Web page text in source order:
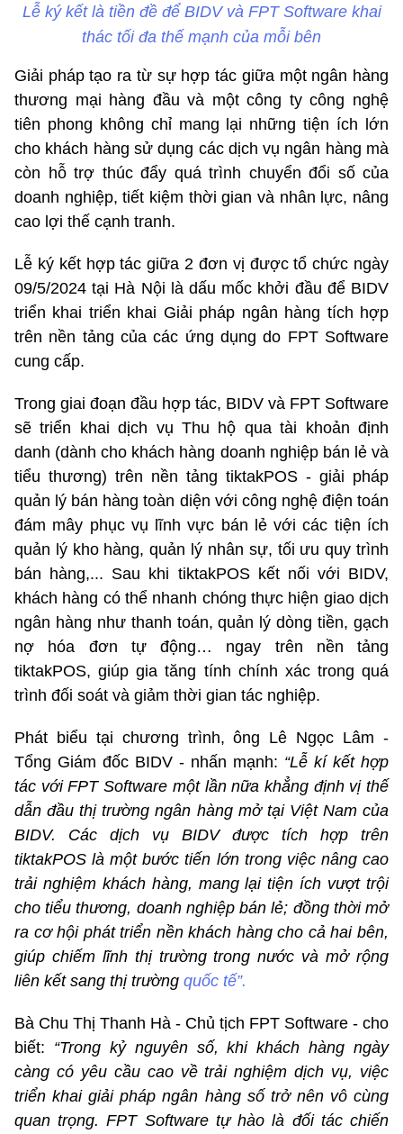
Lễ ký kết là tiền đề để BIDV và FPT Software khai
thác tối đa thế mạnh của mỗi bên
Giải pháp tạo ra từ sự hợp tác giữa một ngân hàng
thương mại hàng đầu và một công ty công nghệ
tiên phong không chỉ mang lại những tiện ích lớn
cho khách hàng sử dụng các dịch vụ ngân hàng mà
còn hỗ trợ thúc đẩy quá trình chuyển đổi số của
doanh nghiệp, tiết kiệm thời gian và nhân lực, nâng
cao lợi thế cạnh tranh.
Lễ ký kết hợp tác giữa 2 đơn vị được tổ chức ngày
09/5/2024 tại Hà Nội là dấu mốc khởi đầu để BIDV
triển khai triển khai Giải pháp ngân hàng tích hợp
trên nền tảng của các ứng dụng do FPT Software
cung cấp.
Trong giai đoạn đầu hợp tác, BIDV và FPT Software
sẽ triển khai dịch vụ Thu hộ qua tài khoản định
danh (dành cho khách hàng doanh nghiệp bán lẻ và
tiểu thương) trên nền tảng tiktakPOS - giải pháp
quản lý bán hàng toàn diện với công nghệ điện toán
đám mây phục vụ lĩnh vực bán lẻ với các tiện ích
quản lý kho hàng, quản lý nhân sự, tối ưu quy trình
bán hàng,... Sau khi tiktakPOS kết nối với BIDV,
khách hàng có thể nhanh chóng thực hiện giao dịch
ngân hàng như thanh toán, quản lý dòng tiền, gạch
nợ hóa đơn tự động… ngay trên nền tảng
tiktakPOS, giúp gia tăng tính chính xác trong quá
trình đối soát và giảm thời gian tác nghiệp.
Phát biểu tại chương trình, ông Lê Ngọc Lâm -
Tổng Giám đốc BIDV - nhấn mạnh: “Lễ kí kết hợp
tác với FPT Software một lần nữa khẳng định vị thế
dẫn đầu thị trường ngân hàng mở tại Việt Nam của
BIDV. Các dịch vụ BIDV được tích hợp trên
tiktakPOS là một bước tiến lớn trong việc nâng cao
trải nghiệm khách hàng, mang lại tiện ích vượt trội
cho tiểu thương, doanh nghiệp bán lẻ; đồng thời mở
ra cơ hội phát triển nền khách hàng cho cả hai bên,
giúp chiếm lĩnh thị trường trong nước và mở rộng
liên kết sang thị trường quốc tế”.
Bà Chu Thị Thanh Hà - Chủ tịch FPT Software - cho
biết: “Trong kỷ nguyên số, khi khách hàng ngày
càng có yêu cầu cao về trải nghiệm dịch vụ, việc
triển khai giải pháp ngân hàng số trở nên vô cùng
quan trọng. FPT Software tự hào là đối tác chiến